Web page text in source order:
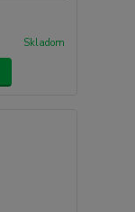
Skladom